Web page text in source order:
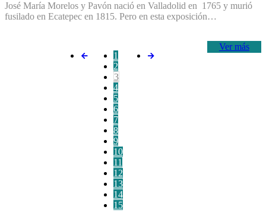
José María Morelos y Pavón nació en Valladolid en 1765 y murió
fusilado en Ecatepec en 1815. Pero en esta exposición…
Ver más
1
2
3
4
5
6
7
8
9
10
11
12
13
14
15